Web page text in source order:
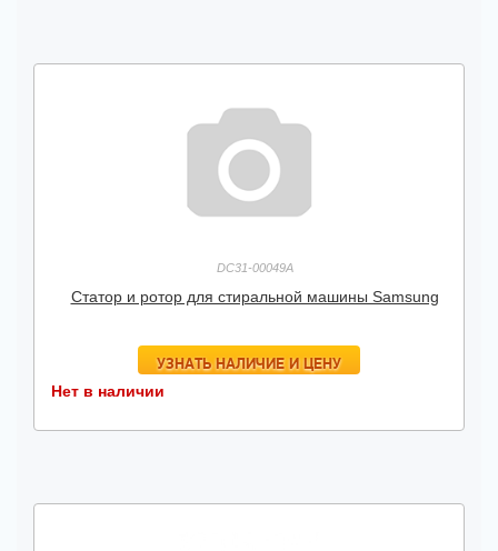
DC31-00049A
Статор и ротор для стиральной машины Samsung
УЗНАТЬ НАЛИЧИЕ И ЦЕНУ
Нет в наличии